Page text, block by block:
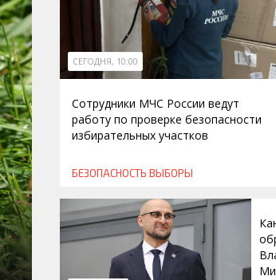
СЕГОДНЯ, 10:00
Сотрудники МЧС России ведут
работу по проверке безопасности
избирательных участков
БЕЗОПАСНОСТЬ ВЫБОРЫ